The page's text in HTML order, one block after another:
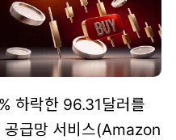
하락한 96.31달러를
공급망 서비스(Amazon